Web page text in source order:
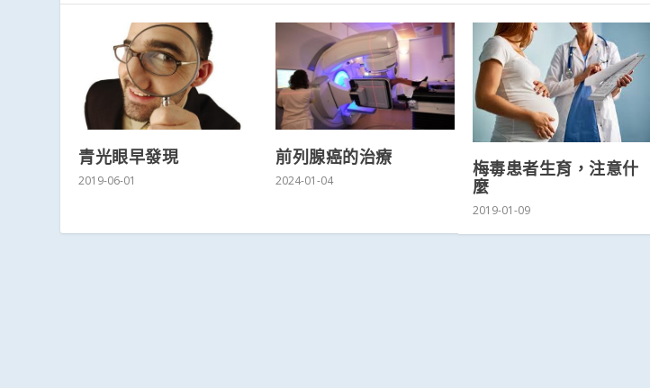
青光眼早發現
2019-06-01
前列腺癌的治療
2024-01-04
梅毒患者生育，注意什
麼
2019-01-09
1 2 3 4 5 6